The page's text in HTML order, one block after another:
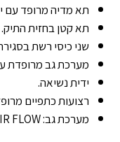
תא מדיה מרופד עם
תא קטן בחזית התיק.
שני כיסי רשת
מערכת גב מרופדת
ידית נשיאה.
רצועות כתפיים
מערכת גב: AIR FLOW